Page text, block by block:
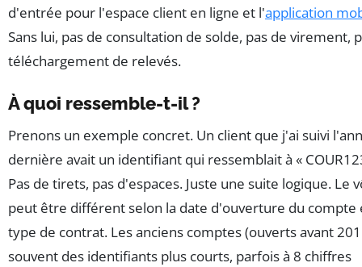
d'entrée pour l'espace client en ligne et l'application
Sans lui, pas de consultation de solde, pas de virement,
téléchargement de relevés.
À quoi ressemble-t-il ?
Prenons un exemple concret. Un client que j'ai suivi
dernière avait un identifiant qui ressemblait à «
Pas de tirets, pas d'espaces. Juste une suite logique. Le
peut être différent selon la date d'ouverture du compte
type de contrat. Les anciens comptes (ouverts avant
souvent des identifiants plus courts, parfois à 8 chiffres